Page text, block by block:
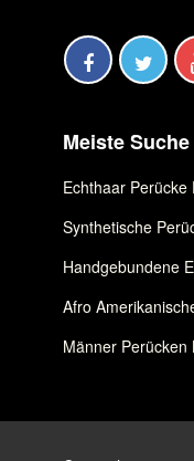
Meiste Suche
Echthaar Perücke
Synthetische
Handgebundene
Afro
Männer Perücken